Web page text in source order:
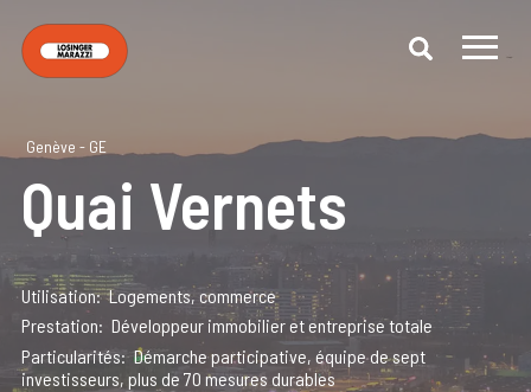
Genève - GE
Quai Vernets
Utilisation Logements, commerce
Prestation
Développeur immobilier et entreprise totale
Particularités
Démarche participative, équipe de sept
investisseurs, plus de 70 mesures durables